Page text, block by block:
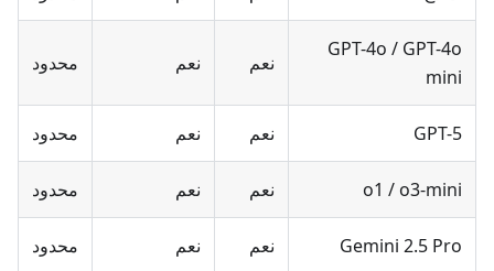
GPT-4o / GPT-4o
mini
نعم نعم محدود
GPT-5 نعم نعم محدود
o1 / o3-mini نعم نعم محدود
Gemini 2.5 Pro نعم نعم محدود